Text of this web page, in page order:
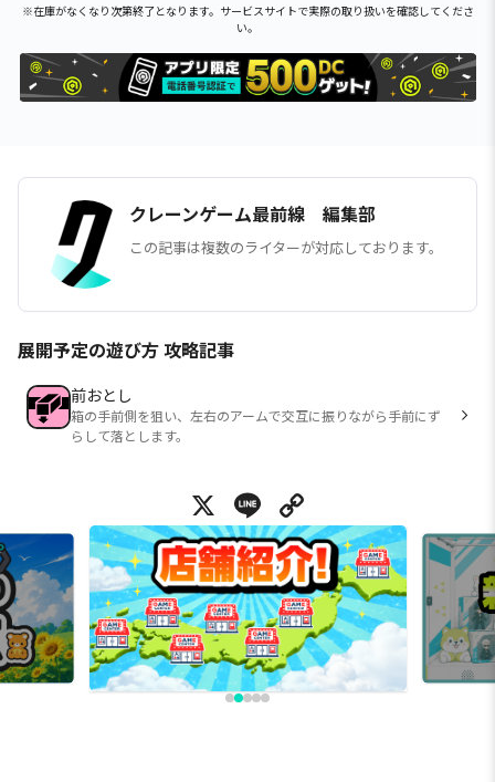
※在庫がなくなり次第終了となります。サービスサイトで実際の取り扱いを確認してくださ
い。
クレーンゲーム最前線 編集部
この記事は複数のライターが対応しております。
展開予定の遊び方 攻略記事
前おとし
箱の手前側を狙い、左右のアームで交互に振りながら手前にず
らして落とします。
X Line